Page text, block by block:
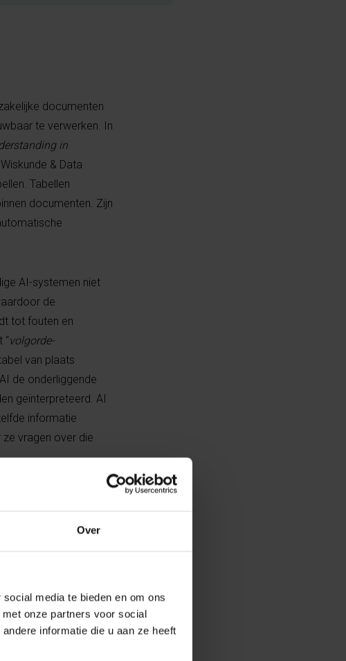
Over
media te bieden en om ons
onze partners voor social
informatie die u aan ze heeft
documenten
te verwerken. In
in
& Data
Tabellen
documenten. Zijn
AI-systemen niet
de
tot fouten en
“volgorde-
van plaats
de onderliggende
geïnterpreteerd. AI
informatie
vragen over die
langer reduceert
uit. "We willen
hun training met
Dat zorgt voor
een strategische